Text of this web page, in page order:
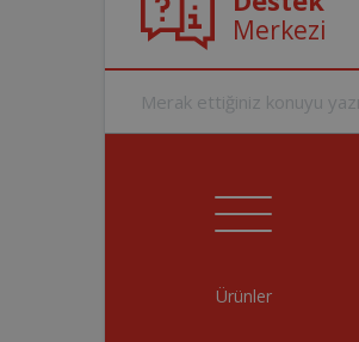
Merkezi
Ürünler